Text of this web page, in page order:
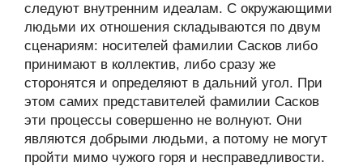
следуют внутренним идеалам. С окружающими
людьми их отношения складываются по двум
сценариям: носителей фамилии Сасков либо
принимают в коллектив, либо сразу же
сторонятся и определяют в дальний угол. При
этом самих представителей фамилии Сасков
эти процессы совершенно не волнуют. Они
являются добрыми людьми, а потому не могут
пройти мимо чужого горя и несправедливости.